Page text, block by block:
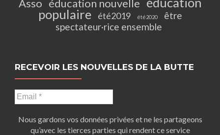
Asso éducation nouvelle
populaire
été2019 été2020
être
spectateur·rice ensemble
RECEVOIR LES NOUVELLES DE LA BUTTE
Nous gardons vos données privées et ne les partageons
qu’avec les tierces parties qui rendent ce service